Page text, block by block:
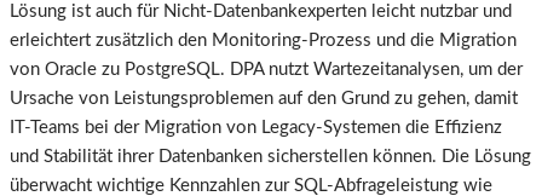
Lösung ist auch für Nicht-Datenbankexperten leicht nutzbar und
erleichtert zusätzlich den Monitoring-Prozess und die Migration
von Oracle zu PostgreSQL. DPA nutzt Wartezeitanalysen, um der
Ursache von Leistungsproblemen auf den Grund zu gehen, damit
IT-Teams bei der Migration von Legacy-Systemen die Effizienz
und Stabilität ihrer Datenbanken sicherstellen können. Die Lösung
überwacht wichtige Kennzahlen zur SQL-Abfrageleistung wie